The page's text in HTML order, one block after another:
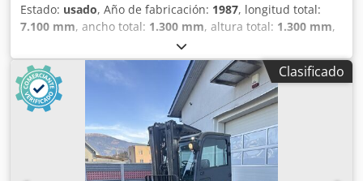
Estado: usado, Año de fabricación: 1987, longitud total:
7.100 mm, ancho total: 1.300 mm, altura total: 1.300 mm,
Color: Verde Peso en vacío: 4000 kg Precio: Consultar - Año
de fabricación: 1987 - Documentación disponible: No -
Certificado CE: No - Número de serie: 301/405 - Control:
Convencional - Modelo de máquina: Semiautomática -
Sistema de accionamiento: Hidráulico - Potencia [kW]: 2,2 -
Dirección de curvado: Curvado hacia arriba - Grosor
máximo de la chapa [mm]: 15 - Anchura máxima de
trabajo [mm]: 6020 - Apertura máxima [mm]: 150 - Tipo de
Clasificado